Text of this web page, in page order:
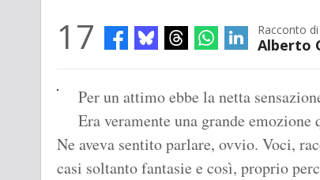
17 Racconto di
Alberto
Per un attimo ebbe la netta
Era veramente una grande emozione
Ne aveva sentito parlare, ovvio. Voci,
casi soltanto fantasie e così, proprio